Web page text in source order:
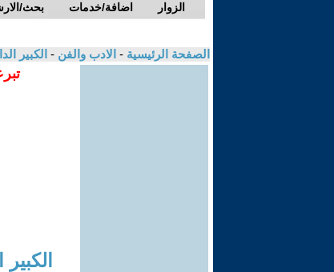
بحث/ اضافة/خدمات الزوار
الصفحة الرئيسية - الادب والفن - الكبير